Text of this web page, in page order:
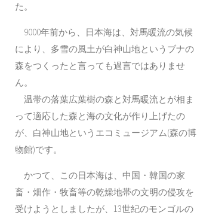
た。
9000年前から、日本海は、対馬暖流の気候
により、多雪の風土が白神山地というブナの
森をつくったと言っても過言ではありませ
ん。
温帯の落葉広葉樹の森と対馬暖流とが相ま
って適応した森と海の文化が作り上げたの
が、白神山地というエコミュージアム(森の博
物館)です。
かつて、この日本海は、中国・韓国の家
畜・畑作・牧畜等の乾燥地帯の文明の侵攻を
受けようとしましたが、13世紀のモンゴルの